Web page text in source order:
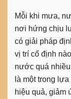
Mỗi khi mưa,
nơi hứng chịu
có giải pháp
vị trí cố định
nước quá
là một trong
hiệu quả, giảm